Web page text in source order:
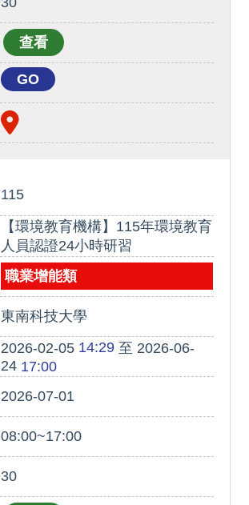
GO
115
【環境教育機構】115年環境教育
人員認證24小時研習
職業增能類
東南科技大學
2026-02-0514:29至 2026-06-
2417:00
2026-07-01
08:00~17:00
30